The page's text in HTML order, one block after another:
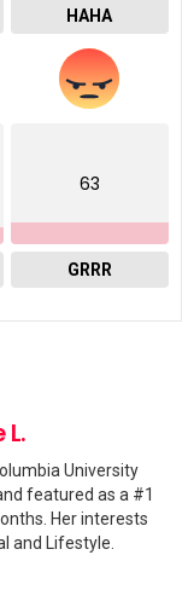
HAHA
63
GRRR
L.
University
featured as a #1
Her interests
and Lifestyle.